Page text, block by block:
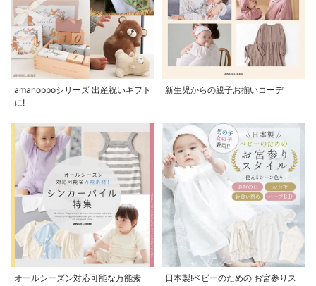
amanoppoシリーズ 出産祝いギフト
に!
新生児からの親子お揃いコーデ
オールシーズン対応可能な万能素
日本製!ベビーのための お宮参りス